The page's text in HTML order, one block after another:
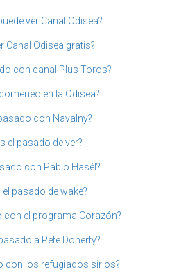
ver Canal Odisea?
Canal Odisea gratis?
con canal Plus Toros?
en la Odisea?
con Navalny?
el pasado de ver?
con Pablo Hasél?
el pasado de wake?
con el programa Corazón?
a Pete Doherty?
con los refugiados sirios?